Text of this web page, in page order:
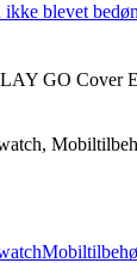
blevet
GO Cover